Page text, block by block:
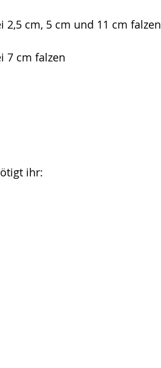
2,5 cm, 5 cm und 11 cm falzen
7 cm falzen
ihr: